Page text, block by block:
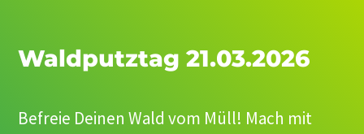
Waldputztag 21.03.2026
Befreie Deinen Wald vom Müll! Mach mit